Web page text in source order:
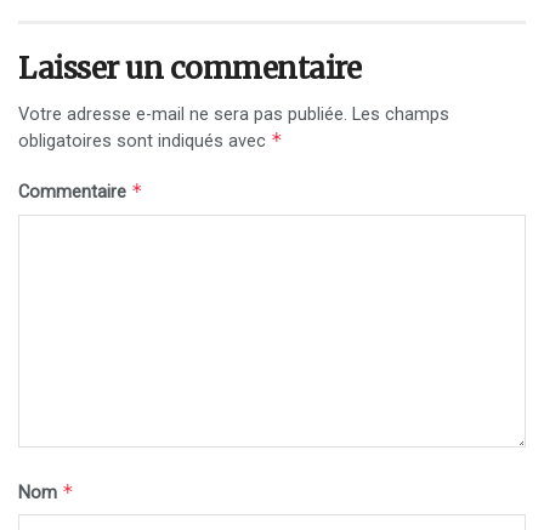
Laisser un commentaire
Votre adresse e-mail ne sera pas publiée. Les champs
obligatoires sont indiqués avec *
Commentaire *
Nom *